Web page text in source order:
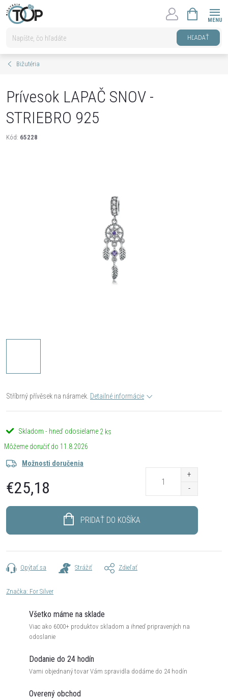
Prejsť
na
HĽADAŤ
KOŠÍK
Bižutéria
Prívesok LAPAČ SNOV -
STRIEBRO 925
Kód: 65228
Stříbrný přívěsek na náramek. Detailné informácie
Skladom - hneď odosielame 2 ks
11.8.2026
Možnosti doručenia
€25,18
PRIDAŤ DO KOŠÍKA
Opýtať sa Strážiť Zdieľať
Značka: For Silver
Všetko máme na sklade
Viac ako 6000+ produktov skladom a ihneď pripravených na
odoslanie
Dodanie do 24 hodín
Vami objednaný tovar Vám spravidla dodáme do 24 hodín
Overený obchod